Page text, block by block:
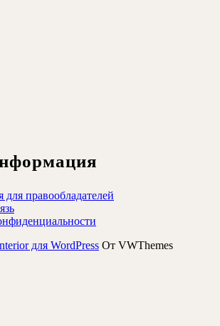
правообладателей
для WordPress От VWThemes